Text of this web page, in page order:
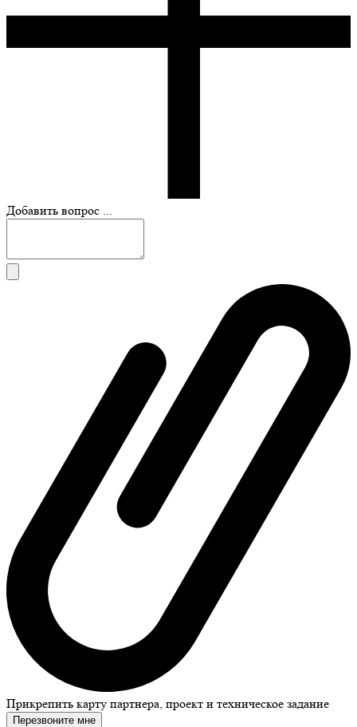
Добавить вопрос ...
Прикрепить карту партнера, проект и техническое задание
Перезвоните мне